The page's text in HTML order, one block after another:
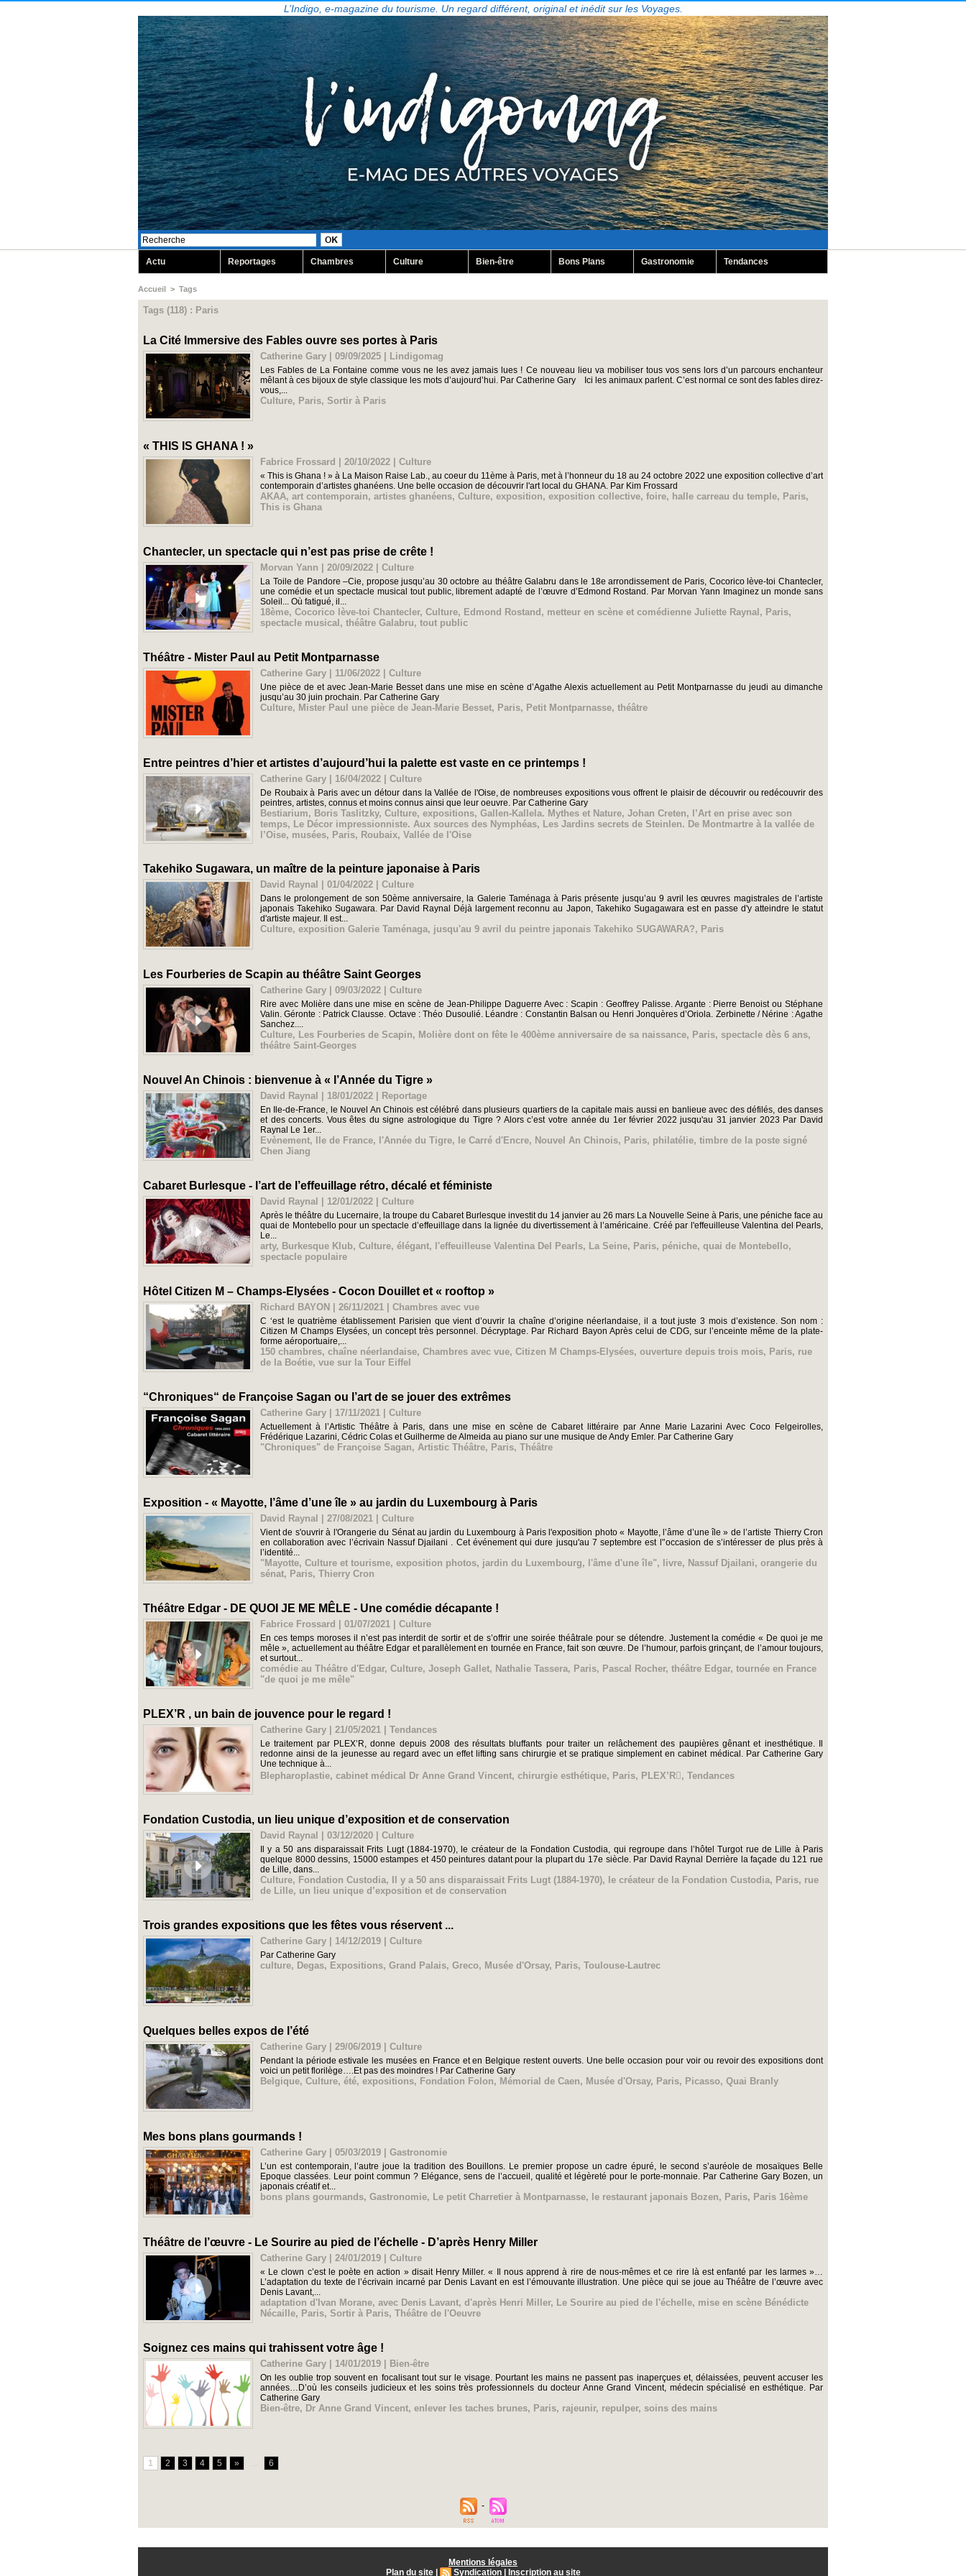
L’Indigo, e-magazine du tourisme. Un regard différent, original et inédit sur les Voyages.
Actu Reportages Chambres Culture Bien-être Bons Plans Gastronomie Tendances
Accueil > Tags
Tags (118) : Paris
La Cité Immersive des Fables ouvre ses portes à Paris
Catherine Gary | 09/09/2025 Lindigomag
Les Fables de La Fontaine comme vous ne les avez jamais lues ! Ce nouveau lieu va mobiliser tous vos sens lors d’un parcours enchanteur
mêlant à ces bijoux de style classique les mots d’aujourd’hui. Par Catherine Gary Ici les animaux parlent. C’est normal ce sont des fables direz-
vous,...
Culture, Paris, Sortir à Paris
« THIS IS GHANA ! »
Fabrice Frossard | 20/10/2022 Culture
« This is Ghana ! » à La Maison Raise Lab., au coeur du 11ème à Paris, met à l’honneur du 18 au 24 octobre 2022 une exposition collective d’art
contemporain d’artistes ghanéens. Une belle occasion de découvrir l'art local du GHANA. Par Kim Frossard
AKAA, art contemporain, artistes ghanéens, Culture, exposition, exposition collective, foire, halle carreau du temple, Paris,
This is Ghana
Chantecler, un spectacle qui n’est pas prise de crête !
Morvan Yann | 20/09/2022 Culture
La Toile de Pandore –Cie, propose jusqu’au 30 octobre au théâtre Galabru dans le 18e arrondissement de Paris, Cocorico lève-toi Chantecler,
une comédie et un spectacle musical tout public, librement adapté de l’œuvre d’Edmond Rostand. Par Morvan Yann Imaginez un monde sans
Soleil... Où fatigué, il...
18ème, Cocorico lève-toi Chantecler, Culture, Edmond Rostand , metteur en scène et comédienne Juliette Raynal , Paris,
spectacle musical , théâtre Galabru, tout public
Théâtre - Mister Paul au Petit Montparnasse
Catherine Gary | 11/06/2022 Culture
Une pièce de et avec Jean-Marie Besset dans une mise en scène d’Agathe Alexis actuellement au Petit Montparnasse du jeudi au dimanche
jusqu’au 30 juin prochain. Par Catherine Gary
Culture, Mister Paul une pièce de Jean-Marie Besset, Paris, Petit Montparnasse, théâtre
Entre peintres d’hier et artistes d’aujourd’hui la palette est vaste en ce printemps !
Catherine Gary | 16/04/2022 Culture
De Roubaix à Paris avec un détour dans la Vallée de l'Oise, de nombreuses expositions vous offrent le plaisir de découvrir ou redécouvrir des
peintres, artistes, connus et moins connus ainsi que leur oeuvre. Par Catherine Gary
Bestiarium, Boris Taslitzky, Culture, expositions, Gallen-Kallela. Mythes et Nature, Johan Creten,
l’Art en prise avec son
temps, Le Décor impressionniste. Aux sources des Nymphéas, Les Jardins secrets de Steinlen. De Montmartre à la vallée de
l’Oise, musées, Paris, Roubaix, Vallée de l'Oise
Takehiko Sugawara, un maître de la peinture japonaise à Paris
David Raynal | 01/04/2022 Culture
Dans le prolongement de son 50ème anniversaire, la Galerie Taménaga à Paris présente jusqu’au 9 avril les œuvres magistrales de l’artiste
japonais Takehiko Sugawara. Par David Raynal Déjà largement reconnu au Japon, Takehiko Sugagawara est en passe d'y atteindre le statut
d'artiste majeur. Il est...
Culture, exposition Galerie Taménaga, jusqu'au 9 avril du peintre japonais Takehiko SUGAWARA?, Paris
Les Fourberies de Scapin au théâtre Saint Georges
Catherine Gary | 09/03/2022 Culture
Rire avec Molière dans une mise en scène de Jean-Philippe Daguerre Avec : Scapin : Geoffrey Palisse. Argante : Pierre Benoist ou Stéphane
Valin. Géronte : Patrick Clausse. Octave : Théo Dusoulié. Léandre : Constantin Balsan ou Henri Jonquères d’Oriola. Zerbinette / Nérine : Agathe
Sanchez....
Culture, Les Fourberies de Scapin, Molière dont on fête le 400ème anniversaire de sa naissance, Paris, spectacle dès 6 ans,
théâtre Saint-Georges
Nouvel An Chinois : bienvenue à « l’Année du Tigre »
David Raynal | 18/01/2022 Reportage
En Ile-de-France, le Nouvel An Chinois est célébré dans plusieurs quartiers de la capitale mais aussi en banlieue avec des défilés, des danses
et des concerts. Vous êtes du signe astrologique du Tigre ? Alors c’est votre année du 1er février 2022 jusqu'au 31 janvier 2023 Par David
Raynal Le 1er...
Evènement, Ile de France, l'Année du Tigre, le Carré d'Encre, Nouvel An Chinois, Paris, philatélie, timbre de la poste signé
Chen Jiang
Cabaret Burlesque - l’art de l’effeuillage rétro, décalé et féministe
David Raynal | 12/01/2022 Culture
Après le théâtre du Lucernaire, la troupe du Cabaret Burlesque investit du 14 janvier au 26 mars La Nouvelle Seine à Paris, une péniche face au
quai de Montebello pour un spectacle d’effeuillage dans la lignée du divertissement à l’américaine. Créé par l'effeuilleuse Valentina del Pearls,
Le...
arty, Burkesque Klub, Culture, élégant, l'effeuilleuse Valentina Del Pearls, La Seine, Paris, péniche, quai de Montebello,
spectacle populaire
Hôtel Citizen M – Champs-Elysées - Cocon Douillet et « rooftop »
Richard BAYON | 26/11/2021 Chambres avec vue
C ‘est le quatrième établissement Parisien que vient d’ouvrir la chaîne d’origine néerlandaise, il a tout juste 3 mois d’existence. Son nom :
Citizen M Champs Elysées, un concept très personnel. Décryptage. Par Richard Bayon Après celui de CDG, sur l’enceinte même de la plate-
forme aéroportuaire,...
150 chambres, chaîne néerlandaise, Chambres avec vue, Citizen M Champs-Elysées, ouverture depuis trois mois, Paris, rue
de la Boétie, vue sur la Tour Eiffel
“Chroniques“ de Françoise Sagan ou l’art de se jouer des extrêmes
Catherine Gary | 17/11/2021 Culture
Actuellement à l’Artistic Théâtre à Paris, dans une mise en scène de Cabaret littéraire par Anne Marie Lazarini Avec Coco Felgeirolles,
Frédérique Lazarini, Cédric Colas et Guilherme de Almeida au piano sur une musique de Andy Emler. Par Catherine Gary
"Chroniques" de Françoise Sagan, Artistic Théâtre, Paris, Théâtre
Exposition - « Mayotte, l’âme d’une île » au jardin du Luxembourg à Paris
David Raynal | 27/08/2021 Culture
Vient de s'ouvrir à l'Orangerie du Sénat au jardin du Luxembourg à Paris l'exposition photo « Mayotte, l’âme d’une île » de l’artiste Thierry Cron
en collaboration avec l’écrivain Nassuf Djailani . Cet événement qui dure jusqu'au 7 septembre est l'’occasion de s’intéresser de plus près à
l’identité...
"Mayotte, Culture et tourisme, exposition photos, jardin du Luxembourg, l'âme d'une île", livre, Nassuf Djailani, orangerie du
sénat, Paris, Thierry Cron
Théâtre Edgar - DE QUOI JE ME MÊLE - Une comédie décapante !
Fabrice Frossard | 01/07/2021 Culture
En ces temps moroses il n’est pas interdit de sortir et de s’offrir une soirée théâtrale pour se détendre. Justement la comédie « De quoi je me
mêle », actuellement au théâtre Edgar et parallèlement en tournée en France, fait son œuvre. De l’humour, parfois grinçant, de l’amour toujours,
et surtout...
comédie au Théâtre d'Edgar, Culture, Joseph Gallet, Nathalie Tassera, Paris, Pascal Rocher, théâtre Edgar, tournée en France
"de quoi je me mêle"
PLEX’R , un bain de jouvence pour le regard !
Catherine Gary | 21/05/2021 Tendances
Le traitement par PLEX’R, donne depuis 2008 des résultats bluffants pour traiter un relâchement des paupières gênant et inesthétique. Il
redonne ainsi de la jeunesse au regard avec un effet lifting sans chirurgie et se pratique simplement en cabinet médical. Par Catherine Gary
Une technique à...
Blepharoplastie, cabinet médical Dr Anne Grand Vincent, chirurgie esthétique, Paris, PLEX’R , Tendances
Fondation Custodia, un lieu unique d’exposition et de conservation
David Raynal | 03/12/2020 Culture
Il y a 50 ans disparaissait Frits Lugt (1884-1970), le créateur de la Fondation Custodia, qui regroupe dans l’hôtel Turgot rue de Lille à Paris
quelque 8000 dessins, 15000 estampes et 450 peintures datant pour la plupart du 17e siècle. Par David Raynal Derrière la façade du 121 rue
de Lille, dans...
Culture, Fondation Custodia, Il y a 50 ans disparaissait Frits Lugt (1884-1970), le créateur de la Fondation Custodia, Paris, rue
de Lille, un lieu unique d’exposition et de conservation
Trois grandes expositions que les fêtes vous réservent ...
Catherine Gary | 14/12/2019 Culture
Par Catherine Gary
culture, Degas, Expositions, Grand Palais, Greco, Musée d'Orsay, Paris, Toulouse-Lautrec
Quelques belles expos de l’été
Catherine Gary | 29/06/2019 Culture
Pendant la période estivale les musées en France et en Belgique restent ouverts. Une belle occasion pour voir ou revoir des expositions dont
voici un petit florilège….Et pas des moindres ! Par Catherine Gary
Belgique, Culture, été, expositions, Fondation Folon, Mémorial de Caen, Musée d'Orsay, Paris, Picasso, Quai Branly
Mes bons plans gourmands !
Catherine Gary | 05/03/2019 Gastronomie
L’un est contemporain, l’autre joue la tradition des Bouillons. Le premier propose un cadre épuré, le second s’auréole de mosaïques Belle
Epoque classées. Leur point commun ? Elégance, sens de l’accueil, qualité et légèreté pour le porte-monnaie. Par Catherine Gary Bozen, un
japonais créatif et...
bons plans gourmands, Gastronomie, Le petit Charretier à Montparnasse, le restaurant japonais Bozen, Paris, Paris 16ème
Théâtre de l’œuvre - Le Sourire au pied de l’échelle - D’après Henry Miller
Catherine Gary | 24/01/2019 Culture
« Le clown c’est le poète en action » disait Henry Miller. « Il nous apprend à rire de nous-mêmes et ce rire là est enfanté par les larmes »…
L’adaptation du texte de l’écrivain incarné par Denis Lavant en est l’émouvante illustration. Une pièce qui se joue au Théâtre de l’œuvre avec
Denis Lavant,...
adaptation d'Ivan Morane, avec Denis Lavant, d'après Henri Miller, Le Sourire au pied de l'échelle, mise en scène Bénédicte
Nécaille, Paris, Sortir à Paris, Théâtre de l'Oeuvre
Soignez ces mains qui trahissent votre âge !
Catherine Gary | 14/01/2019 Bien-être
On les oublie trop souvent en focalisant tout sur le visage. Pourtant les mains ne passent pas inaperçues et, délaissées, peuvent accuser les
années…D’où les conseils judicieux et les soins très professionnels du docteur Anne Grand Vincent, médecin spécialisé en esthétique. Par
Catherine Gary
Bien-être, Dr Anne Grand Vincent, enlever les taches brunes, Paris, rajeunir, repulper, soins des mains
1 2 3 4 5 » ... 6
Mentions légales
Plan du site
Syndication Inscription au site